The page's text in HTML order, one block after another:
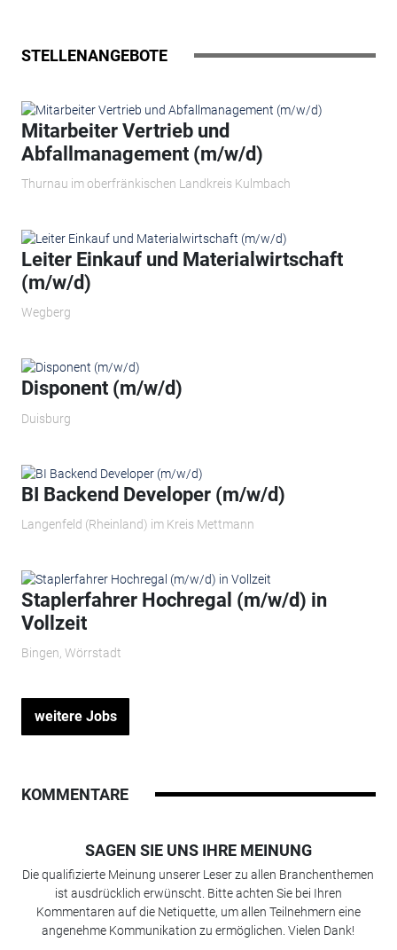
STELLENANGEBOTE
Mitarbeiter Vertrieb und
Abfallmanagement (m/w/d)
Thurnau im oberfränkischen Landkreis Kulmbach
Leiter Einkauf und Materialwirtschaft
(m/w/d)
Wegberg
Disponent (m/w/d)
Duisburg
BI Backend Developer (m/w/d)
Langenfeld (Rheinland) im Kreis Mettmann
Staplerfahrer Hochregal (m/w/d) in
Vollzeit
Bingen, Wörrstadt
weitere Jobs
KOMMENTARE
SAGEN SIE UNS IHRE MEINUNG
Die qualifizierte Meinung unserer Leser zu allen Branchenthemen
ist ausdrücklich erwünscht. Bitte achten Sie bei Ihren
Kommentaren auf die Netiquette, um allen Teilnehmern eine
angenehme Kommunikation zu ermöglichen. Vielen Dank!